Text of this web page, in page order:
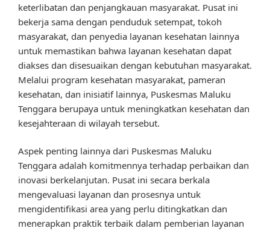
keterlibatan dan penjangkauan masyarakat. Pusat ini
bekerja sama dengan penduduk setempat, tokoh
masyarakat, dan penyedia layanan kesehatan lainnya
untuk memastikan bahwa layanan kesehatan dapat
diakses dan disesuaikan dengan kebutuhan masyarakat.
Melalui program kesehatan masyarakat, pameran
kesehatan, dan inisiatif lainnya, Puskesmas Maluku
Tenggara berupaya untuk meningkatkan kesehatan dan
kesejahteraan di wilayah tersebut.
Aspek penting lainnya dari Puskesmas Maluku
Tenggara adalah komitmennya terhadap perbaikan dan
inovasi berkelanjutan. Pusat ini secara berkala
mengevaluasi layanan dan prosesnya untuk
mengidentifikasi area yang perlu ditingkatkan dan
menerapkan praktik terbaik dalam pemberian layanan